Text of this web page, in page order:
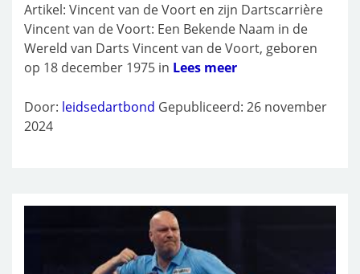
Artikel: Vincent van de Voort en zijn Dartscarrière
Vincent van de Voort: Een Bekende Naam in de
Wereld van Darts Vincent van de Voort, geboren
op 18 december 1975 in Lees meer
Door: leidsedartbond Gepubliceerd: 26 november
2024